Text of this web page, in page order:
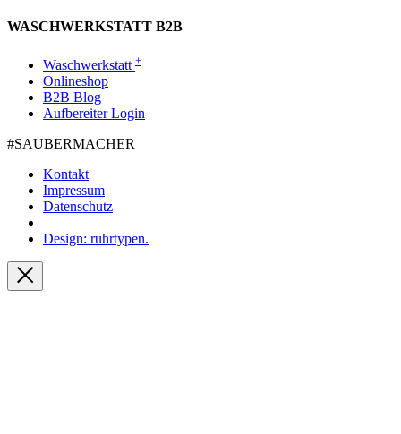
WASCHWERKSTATT B2B
Waschwerkstatt +
Onlineshop
B2B Blog
Aufbereiter Login
#SAUBER­MACHER
Kontakt
Impressum
Datenschutz
Design: ruhrtypen.